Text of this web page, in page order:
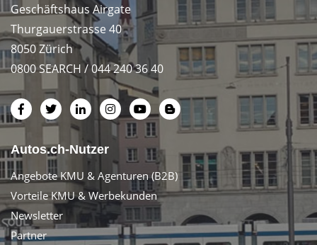
Geschäftshaus Airgate
Thurgauerstrasse 40
8050 Zürich
0800 SEARCH / 044 240 36 40
Autos.ch-Nutzer
Angebote KMU & Agenturen (B2B)
Vorteile KMU & Werbekunden
Newsletter
Partner